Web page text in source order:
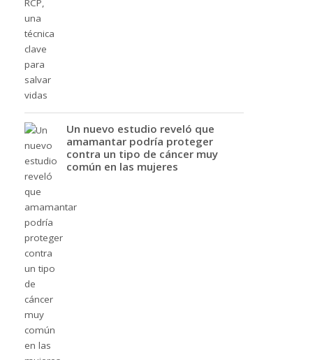
Un nuevo estudio reveló que
amamantar podría proteger
contra un tipo de cáncer muy
común en las mujeres